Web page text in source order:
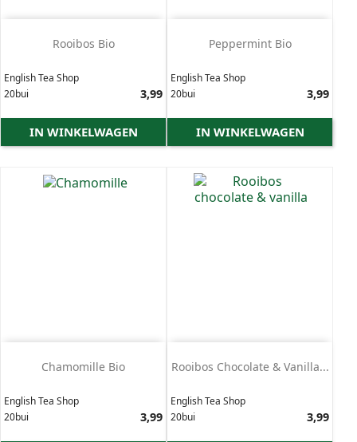
Rooibos Bio
English Tea Shop
20bui
3,99
IN WINKELWAGEN
Peppermint Bio
English Tea Shop
20bui
3,99
IN WINKELWAGEN
Chamomille Bio
English Tea Shop
20bui
3,99
Rooibos Chocolate & Vanilla...
English Tea Shop
20bui
3,99